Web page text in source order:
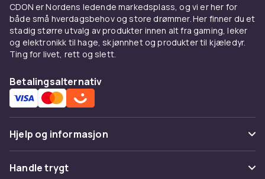
CDON er Nordens ledende markedsplass, og vi er her for
både små hverdagsbehov og store drømmer. Her finner du et
stadig større utvalg av produkter innen alt fra gaming, leker
og elektronikk til hage, skjønnhet og produkter til kjæledyr.
Ting for livet, rett og slett.
Betalingsalternativ
Hjelp og informasjon
Vanlige spørsmål
Handle trygt